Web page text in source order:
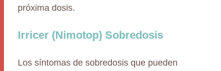
próxima dosis.
Irricer (Nimotop) Sobredosis
Los síntomas de sobredosis que pueden